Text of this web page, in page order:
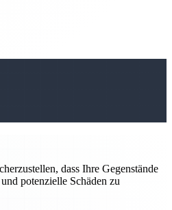
dass Ihre Gegenstände
potenzielle Schäden zu